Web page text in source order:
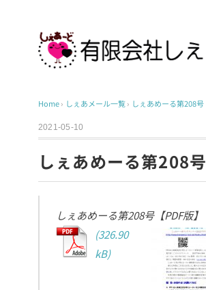
Home› しぇあメール一覧› しぇあめーる第208号
2021-05-10
しぇあめーる第208号
しぇあめーる第208号【PDF版】